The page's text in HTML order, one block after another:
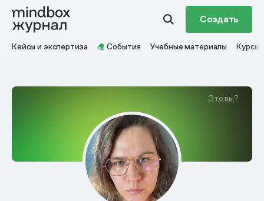
Создать
Кейсы и экспертиза События Учебные материалы Курсы
Это вы?